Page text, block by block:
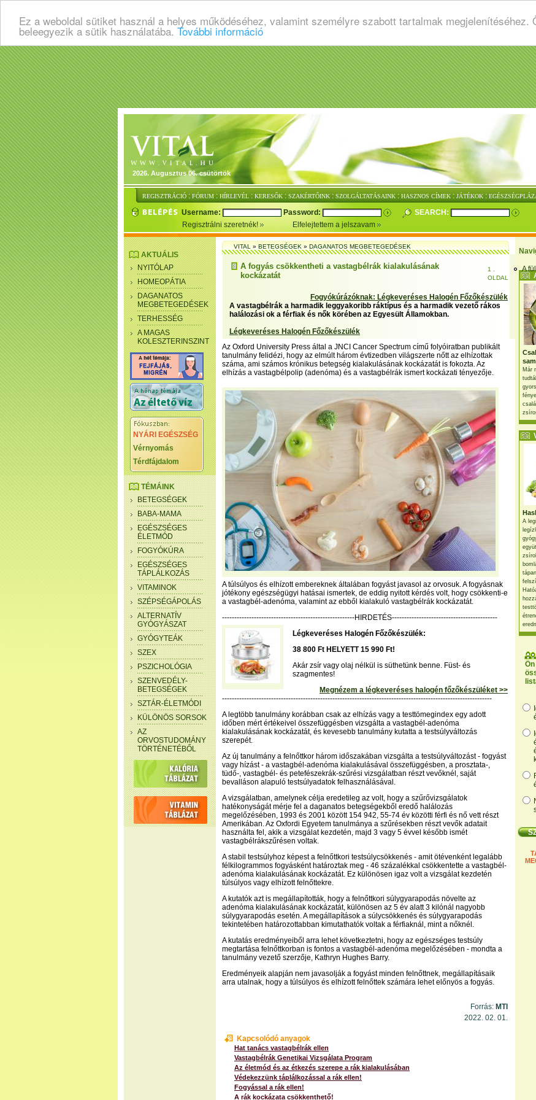
Ez a weboldal sütiket használ a helyes működéséhez, valamint személyre szabott tartalmak megjelenítéséhez.
beleegyezik a sütik használatába. További információ
2026. Augusztus 06. csütörtök
REGISZTRÁCIÓ : FÓRUM : HÍRLEVÉL : KERESŐK : SZAKÉRTŐINK : SZOLGÁLTATÁSAINK : HASZNOS CÍMEK : JÁTÉKOK :
Username: Password:
SEARCH:
Regisztrálni szeretnék!
Elfelejtettem a jelszavam
A
Már
A
AKTUÁLIS
NYITÓLAP
HOMEOPÁTIA
DAGANATOS
MEGBETEGEDÉSEK
TERHESSÉG
A MAGAS
KOLESZTERINSZINT
NYÁRI EGÉSZSÉG
Vérnyomás
Térdfájdalom
TÉMÁINK
BETEGSÉGEK
BABA-MAMA
EGÉSZSÉGES
ÉLETMÓD
FOGYÓKÚRA
EGÉSZSÉGES
TÁPLÁLKOZÁS
VITAMINOK
SZÉPSÉGÁPOLÁS
ALTERNATÍV
GYÓGYÁSZAT
GYÓGYTEÁK
SZEX
PSZICHOLÓGIA
SZENVEDÉLY-
BETEGSÉGEK
SZTÁR-ÉLETMÓDI
KÜLÖNÖS SORSOK
AZ
ORVOSTUDOMÁNY
TÖRTÉNETÉBŐL
VITAL»BETEGSÉGEK»DAGANATOS MEGBETEGEDÉSEK
A fogyás csökkentheti a vastagbélrák kialakulásának
kockázatát
1 .
OLDAL
Fogyókúrázóknak: Légkeveréses Halogén Főzőkészülék
A vastagbélrák a harmadik leggyakoribb ráktípus és a harmadik vezető rákos
halálozási ok a férfiak és nők körében az Egyesült Államokban.
Légkeveréses Halogén Főzőkészülék
Az Oxford University Press által a JNCI Cancer Spectrum című folyóiratban publikált
tanulmány felidézi, hogy az elmúlt három évtizedben világszerte nőtt az elhízottak
száma, ami számos krónikus betegség kialakulásának kockázatát is fokozta. Az
elhízás a vastagbélpolip (adenóma) és a vastagbélrák ismert kockázati tényezője.
A túlsúlyos és elhízott embereknek általában fogyást javasol az orvosuk. A fogyásnak
jótékony egészségügyi hatásai ismertek, de eddig nyitott kérdés volt, hogy csökkenti-e
a vastagbél-adenóma, valamint az ebből kialakuló vastagbélrák kockázatát.
------------------------------------------------------HIRDETÉS-------------------------------------------
Légkeveréses Halogén Főzőkészülék:
38 800 Ft HELYETT 15 990 Ft!
Akár zsír vagy olaj nélkül is süthetünk benne. Füst- és
szagmentes!
Megnézem a légkeveréses halogén főzőkészüléket >>
--------------------------------------------------------------------------------------------------------------
A legtöbb tanulmány korábban csak az elhízás vagy a testtömegindex egy adott
időben mért értékeivel összefüggésben vizsgálta a vastagbél-adenóma
kialakulásának kockázatát, és kevesebb tanulmány kutatta a testsúlyváltozás
szerepét.
Az új tanulmány a felnőttkor három időszakában vizsgálta a testsúlyváltozást - fogyást
vagy hízást - a vastagbél-adenóma kialakulásával összefüggésben, a prosztata-,
tüdő-, vastagbél- és petefészekrák-szűrési vizsgálatban részt vevőknél, saját
bevalláson alapuló testsúlyadatok felhasználásával.
A vizsgálatban, amelynek célja eredetileg az volt, hogy a szűrővizsgálatok
hatékonyságát mérje fel a daganatos betegségekből eredő halálozás
megelőzésében, 1993 és 2001 között 154 942, 55-74 év közötti férfi és nő vett részt
Amerikában. Az Oxfordi Egyetem tanulmánya a szűrésekben részt vevők adatait
használta fel, akik a vizsgálat kezdetén, majd 3 vagy 5 évvel később ismét
vastagbélrákszűrésen voltak.
A stabil testsúlyhoz képest a felnőttkori testsúlycsökkenés - amit ötévenként legalább
félkilogrammos fogyásként határoztak meg - 46 százalékkal csökkentette a vastagbél-
adenóma kialakulásának kockázatát. Ez különösen igaz volt a vizsgálat kezdetén
túlsúlyos vagy elhízott felnőttekre.
A kutatók azt is megállapították, hogy a felnőttkori súlygyarapodás növelte az
adenóma kialakulásának kockázatát, különösen az 5 év alatt 3 kilónál nagyobb
súlygyarapodás esetén. A megállapítások a súlycsökkenés és súlygyarapodás
tekintetében határozottabban kimutathatók voltak a férfiaknál, mint a nőknél.
A kutatás eredményeiből arra lehet következtetni, hogy az egészséges testsúly
megtartása felnőttkorban is fontos a vastagbél-adenóma megelőzésében - mondta a
tanulmány vezető szerzője, Kathryn Hughes Barry.
Eredményeik alapján nem javasolják a fogyást minden felnőttnek, megállapításaik
arra utalnak, hogy a túlsúlyos és elhízott felnőttek számára lehet előnyös a fogyás.
Forrás: MTI
2022. 02. 01.
Kapcsolódó anyagok
Hat tanács vastagbélrák ellen
Vastagbélrák Genetikai Vizsgálata Program
Az életmód és az étkezés szerepe a rák kialakulásában
Védekezzünk táplálkozással a rák ellen!
Fogyással a rák ellen!
A rák kockázata csökkenthető!